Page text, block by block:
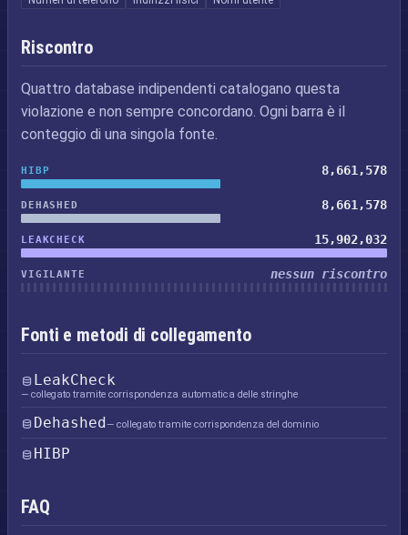
Riscontro
Quattro database indipendenti catalogano questa
violazione e non sempre concordano. Ogni barra è il
conteggio di una singola fonte.
HIBP 8,661,578
DEHASHED 8,661,578
LEAKCHECK 15,902,032
VIGILANTE nessun riscontro
Fonti e metodi di collegamento
LeakCheck
— collegato tramite corrispondenza automatica delle stringhe
Dehashed— collegato tramite corrispondenza del dominio
HIBP
FAQ